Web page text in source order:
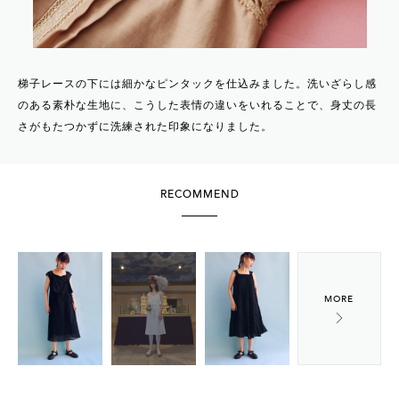
梯子レースの下には細かなピンタックを仕込みました。洗いざらし感
のある素朴な生地に、こうした表情の違いをいれることで、身丈の長
さがもたつかずに洗練された印象になりました。
RECOMMEND